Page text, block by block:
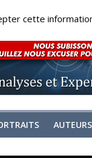
AUTEURS
cette